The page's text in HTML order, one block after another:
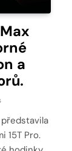
a
15T Pro.